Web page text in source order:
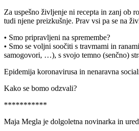
Za uspešno življenje ni recepta in zanj ob
tudi njene preizkušnje. Prav vsi pa se na
• Smo pripravljeni na spremembe?
• Smo se voljni soočiti s travmami in
samogovori, …), s svojo temno (senčno)
Epidemija koronavirusa in nenaravna
Kako se bomo odzvali?
***********
Maja Megla je dolgoletna novinarka in